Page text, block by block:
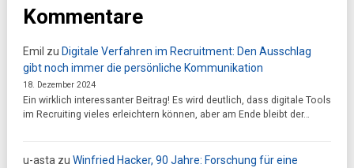
Kommentare
Emil zu Digitale Verfahren im Recruitment: Den Ausschlag
gibt noch immer die persönliche Kommunikation
18. Dezember 2024
Ein wirklich interessanter Beitrag! Es wird deutlich, dass digitale Tools
im Recruiting vieles erleichtern können, aber am Ende bleibt der…
u-asta zu Winfried Hacker, 90 Jahre: Forschung für eine